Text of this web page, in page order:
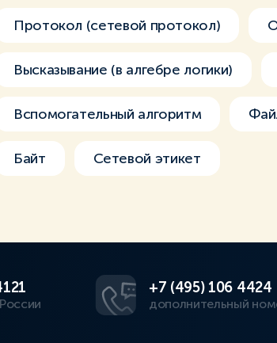
Протокол (сетевой протокол)
Высказывание (в алгебре логики)
Вспомогательный алгоритм
Байт Сетевой этикет
+7 (495) 106 4424
дополнительный